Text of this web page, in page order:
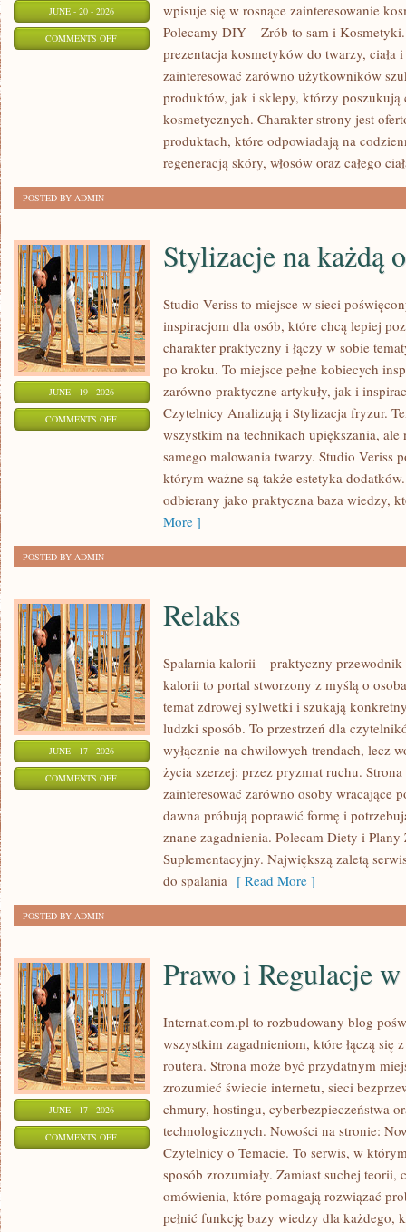
JUNE - 20 - 2026
COMMENTS OFFON
wpisuje się w rosnące zainteresowanie
Polecamy DIY – Zrób to sam i
prezentacja kosmetyków do twarzy, ciała
zainteresować zarówno użytkowników
produktów, jak i sklepy, którzy poszukują
kosmetycznych. Charakter strony jest
produktach, które odpowiadają na
regeneracją skóry, włosów oraz całego
POSTED BY ADMIN
JUNE - 19 - 2026
COMMENTS OFFON
STYLIZACJE
Stylizacje na każdą
Studio Veriss to miejsce w sieci
inspiracjom dla osób, które chcą lepiej
charakter praktyczny i łączy w sobie
po kroku. To miejsce pełne kobiecych
zarówno praktyczne artykuły, jak i
Czytelnicy Analizują i Stylizacja fryzur.
wszystkim na technikach upiększania, ale
samego malowania twarzy. Studio Veriss
którym ważne są także estetyka
odbierany jako praktyczna baza wiedzy,
More ]
POSTED BY ADMIN
JUNE - 17 - 2026
COMMENTS OFFON
Relaks
Spalarnia kalorii – praktyczny
kalorii to portal stworzony z myślą o
temat zdrowej sylwetki i szukają
ludzki sposób. To przestrzeń dla
wyłącznie na chwilowych trendach, lecz
życia szerzej: przez pryzmat ruchu.
zainteresować zarówno osoby wracające
dawna próbują poprawić formę i
znane zagadnienia. Polecam Diety i
Suplementacyjny. Największą zaletą
do spalania [ Read More ]
POSTED BY ADMIN
JUNE - 17 - 2026
COMMENTS OFFON
REGULACJE
Prawo i Regulacje
Internat.com.pl to rozbudowany blog
wszystkim zagadnieniom, które łączą się
routera. Strona może być przydatnym
zrozumieć świecie internetu, sieci
chmury, hostingu, cyberbezpieczeństwa
technologicznych. Nowości na stronie:
Czytelnicy o Temacie. To serwis, w
sposób zrozumiały. Zamiast suchej
omówienia, które pomagają rozwiązać
pełnić funkcję bazy wiedzy dla każdego,